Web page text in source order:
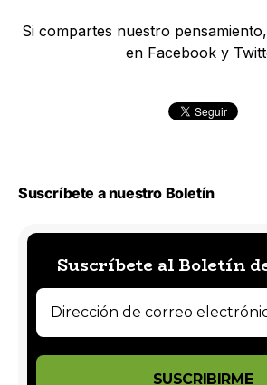
Si compartes nuestro
en Facebook y
Suscríbete a nuestro Boletín
Suscríbete al Boletín